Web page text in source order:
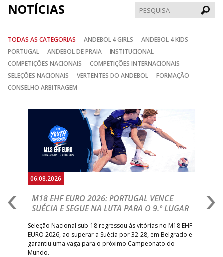
NOTÍCIAS
TODAS AS CATEGORIAS ANDEBOL 4 GIRLS
ANDEBOL 4 KIDS
PORTUGAL
ANDEBOL DE PRAIA
INSTITUCIONAL
COMPETIÇÕES NACIONAIS
COMPETIÇÕES INTERNACIONAIS
SELEÇÕES NACIONAIS
VERTENTES DO ANDEBOL
FORMAÇÃO
CONSELHO ARBITRAGEM
06.08.2026
M18 EHF EURO 2026: PORTUGAL VENCE
SUÉCIA E SEGUE NA LUTA PARA O 9.º LUGAR
Seleção Nacional sub-18 regressou às vitórias no M18 EHF
EURO 2026, ao superar a Suécia por 32-28, em Belgrado e
garantiu uma vaga para o próximo Campeonato do
Mundo.